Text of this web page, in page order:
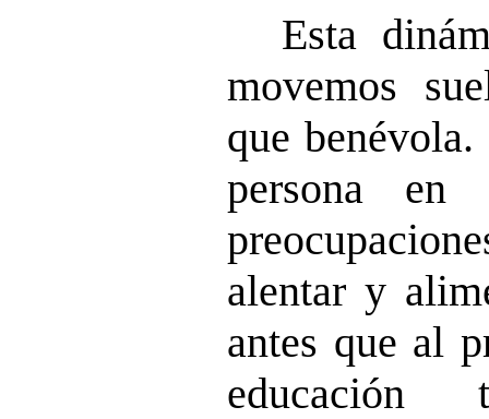
Esta
movemos
que
persona
alentar y
antes que al